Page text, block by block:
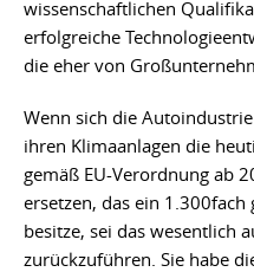
wissenschaftlichen
erfolgreiche
die eher von
Wenn sich die
ihren Klimaanlagen die
gemäß EU-Verordnung ab
ersetzen, das ein
besitze, sei das wesentlich
zurückzuführen. Sie habe